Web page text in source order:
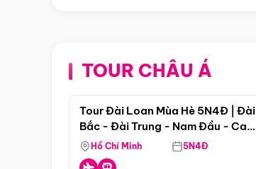
TOUR CHÂU ÁĐiểm nổi bật
Tour Đài Loan Mùa Hè 5N4Đ | Đài
Bắc - Đài Trung - Nam Đầu - Cao
Hùng ( Bay Vn)
Hồ Chí Minh 5N4Đ